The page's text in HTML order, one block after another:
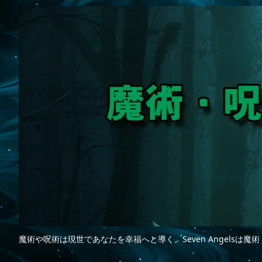
魔術や呪術は現世であなたを幸福へと導く。Seven Angelsは魔